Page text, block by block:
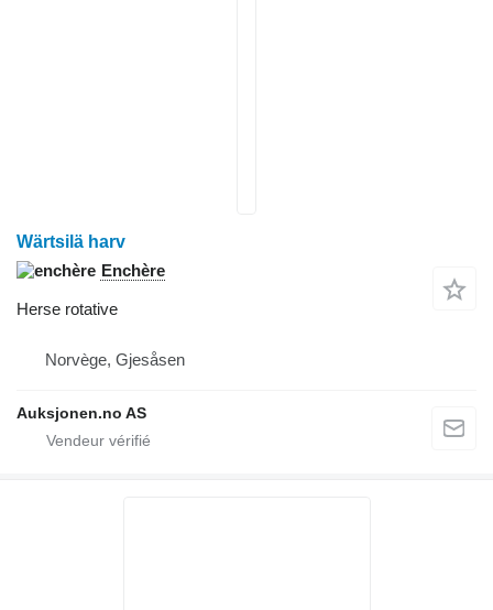
Wärtsilä harv
Enchère
Herse rotative
Norvège, Gjesåsen
Auksjonen.no AS